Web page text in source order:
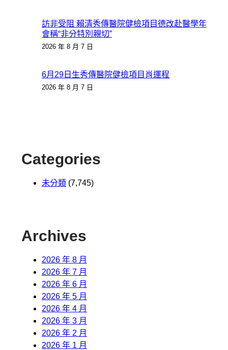
訪非受阻 賴清秀傳醫院健檢項目德改赴醫學年
會稱“非分特別親切”
2026 年 8 月 7 日
6月29日生秀傳醫院健檢項目肖運程
2026 年 8 月 7 日
Categories
未分類 (7,745)
Archives
2026 年 8 月
2026 年 7 月
2026 年 6 月
2026 年 5 月
2026 年 4 月
2026 年 3 月
2026 年 2 月
2026 年 1 月